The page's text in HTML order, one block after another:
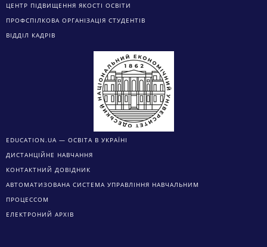
ЦЕНТР ПІДВИЩЕННЯ ЯКОСТІ ОСВІТИ
ПРОФСПІЛКОВА ОРГАНІЗАЦІЯ СТУДЕНТІВ
ВІДДІЛ КАДРІВ
EDUCATION.UA — ОСВІТА В УКРАЇНІ
ДИСТАНЦІЙНЕ НАВЧАННЯ
КОНТАКТНИЙ ДОВІДНИК
АВТОМАТИЗОВАНА СИСТЕМА УПРАВЛІННЯ НАВЧАЛЬНИМ
ПРОЦЕССОМ
ЕЛЕКТРОНИЙ АРХІВ